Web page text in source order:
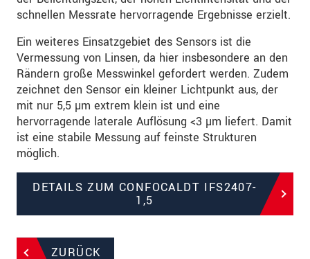
schnellen Messrate hervorragende Ergebnisse erzielt.
Ein weiteres Einsatzgebiet des Sensors ist die
Vermessung von Linsen, da hier insbesondere an den
Rändern große Messwinkel gefordert werden. Zudem
zeichnet den Sensor ein kleiner Lichtpunkt aus, der
mit nur 5,5 µm extrem klein ist und eine
hervorragende laterale Auflösung <3 µm liefert. Damit
ist eine stabile Messung auf feinste Strukturen
möglich.
DETAILS ZUM CONFOCALDT IFS2407-
1,5
ZURÜCK